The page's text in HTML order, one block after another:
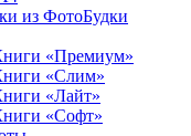
из ФотоБудки
«Премиум»
«Слим»
«Лайт»
«Софт»